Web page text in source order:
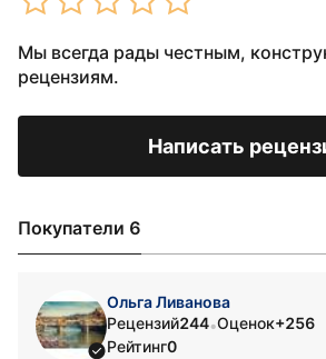
Мы всегда рады честным,
рецензиям.
Написать
Покупатели 6
Ольга Ливанова
Рецензий244•Оценок+256
Рейтинг0